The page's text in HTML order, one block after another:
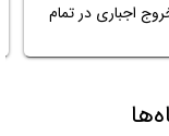
اجباری در تمام